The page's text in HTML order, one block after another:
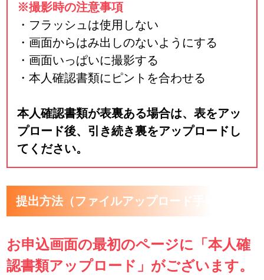
※撮影時の注意事項
・フラッシュは使用しない
・画面からはみ出しのないようにする
・画面いっぱいに撮影する
・本人確認書類にピントを合わせる
本人確認書類が表裏ある場合は、表をアッ
プロード後、引き続き裏をアップロードし
てください。
提出方法（ファイルアップロード手順）
お申込画面の最初のページに「本人確
認書類アップロード」がございます。